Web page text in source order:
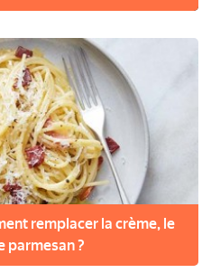
remplacer la crème, le
parmesan ?